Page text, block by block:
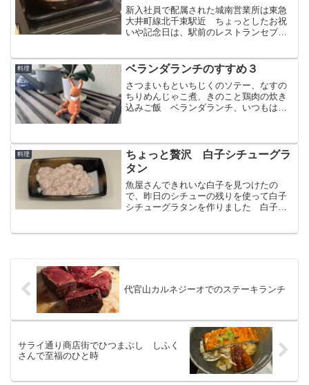
新入社員で配属された城南営業所は東急
大井町線北千束駅近 ちょっとしたお祝
いや記念日は、駅前のレストランセブン
絶品ハンバーグ 今回は、本気で近づけ
てみました
料理 ベランダランチのすすめ３
さつまいもといちじくのソテー、なすの
ちりめんじゃこ煮、きのこと鶏肉の炊き
込みご飯 ベランダランチ、いつもはパ
料理
ちょっと贅沢 白子シチューグラ
タン
魚屋さんできれいな白子を見つけたの
で、昨日のシチューの残りを使って白子
シチューグラタンを作りました 白子
代官山カルネジーオでのステーキランチ
サライ通り商店街でひつまぶし しふく
さんで至福のひと時